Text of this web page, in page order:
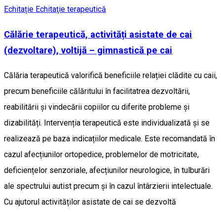
Echitație Echitaţie terapeutică
Călărie terapeutică, activități asistate de cai
(dezvoltare), voltijă – gimnastică pe cai
Călăria terapeutică valorifică beneficiile relației clădite cu caii,
precum beneficiile călăritului în facilitatrea dezvoltării,
reabilitării și vindecării copiilor cu diferite probleme și
dizabilități. Intervenția terapeutică este individualizată și se
realizează pe baza indicațiilor medicale. Este recomandată în
cazul afecțiunilor ortopedice, problemelor de motricitate,
deficiențelor senzoriale, afecțiunilor neurologice, în tulburări
ale spectrului autist precum și în cazul întârzierii intelectuale.
Cu ajutorul activităților asistate de cai se dezvoltă